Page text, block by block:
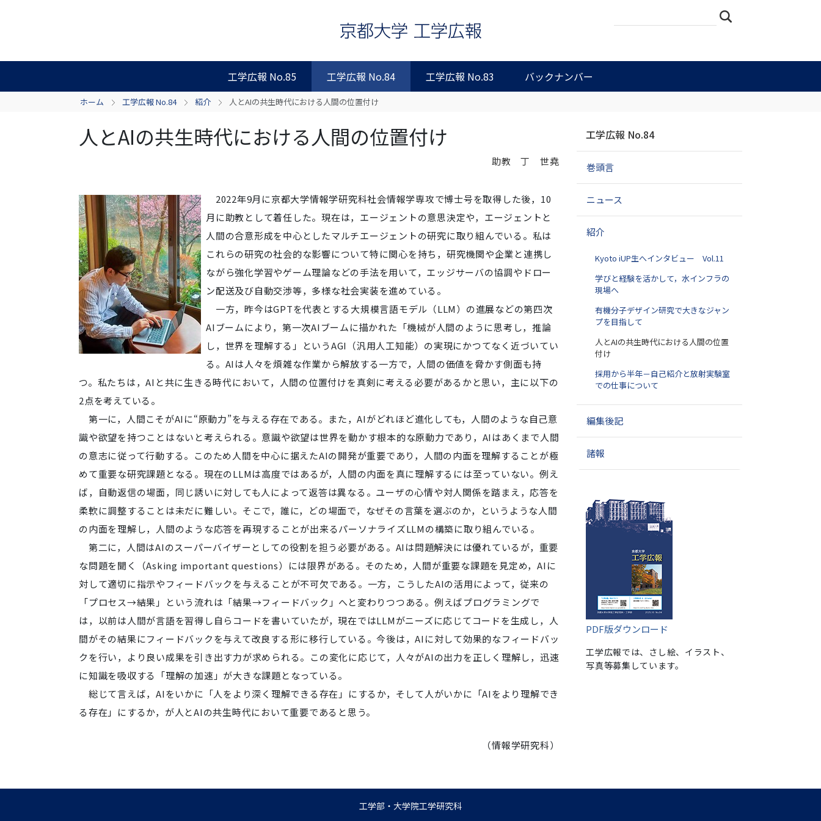
工学広報 No.85 工学広報 No.84 工学広報 No.83 バックナンバー
イ
検
細
ホーム 工学広報 No.84 紹介 人とAIの共生時代における人間の位置付け
人とAIの共生時代における人間の位置付け
助教 丁 世堯
2022年9月に京都大学情報学研究科社会情報学専攻で博士号を取得した後，10
月に助教として着任した。現在は，エージェントの意思決定や，エージェントと
人間の合意形成を中心としたマルチエージェントの研究に取り組んでいる。私は
これらの研究の社会的な影響について特に関心を持ち，研究機関や企業と連携し
ながら強化学習やゲーム理論などの手法を用いて，エッジサーバの協調やドロー
ン配送及び自動交渉等，多様な社会実装を進めている。
一方，昨今はGPTを代表とする大規模言語モデル（LLM）の進展などの第四次
AIブームにより，第一次AIブームに描かれた「機械が人間のように思考し，推論
し，世界を理解する」というAGI（汎用人工知能）の実現にかつてなく近づいてい
る。AIは人々を煩雑な作業から解放する一方で，人間の価値を脅かす側面も持
つ。私たちは，AIと共に生きる時代において，人間の位置付けを真剣に考える必要があるかと思い，主に以下の
2点を考えている。
第一に，人間こそがAIに“原動力”を与える存在である。また，AIがどれほど進化しても，人間のような自己意
識や欲望を持つことはないと考えられる。意識や欲望は世界を動かす根本的な原動力であり，AIはあくまで人間
の意志に従って行動する。このため人間を中心に据えたAIの開発が重要であり，人間の内面を理解することが極
めて重要な研究課題となる。現在のLLMは高度ではあるが，人間の内面を真に理解するには至っていない。例え
ば，自動返信の場面，同じ誘いに対しても人によって返答は異なる。ユーザの心情や対人関係を踏まえ，応答を
柔軟に調整することは未だに難しい。そこで，誰に，どの場面で，なぜその言葉を選ぶのか，というような人間
の内面を理解し，人間のような応答を再現することが出来るパーソナライズLLMの構築に取り組んでいる。
第二に，人間はAIのスーパーバイザーとしての役割を担う必要がある。AIは問題解決には優れているが，重要
な問題を聞く（Asking important questions）には限界がある。そのため，人間が重要な課題を見定め，AIに
対して適切に指示やフィードバックを与えることが不可欠である。一方，こうしたAIの活用によって，従来の
「プロセス→結果」という流れは「結果→フィードバック」へと変わりつつある。例えばプログラミングで
は，以前は人間が言語を習得し自らコードを書いていたが，現在ではLLMがニーズに応じてコードを生成し，人
間がその結果にフィードバックを与えて改良する形に移行している。今後は，AIに対して効果的なフィードバッ
クを行い，より良い成果を引き出す力が求められる。この変化に応じて，人々がAIの出力を正しく理解し，迅速
に知識を吸収する「理解の加速」が大きな課題となっている。
総じて言えば，AIをいかに「人をより深く理解できる存在」にするか，そして人がいかに「AIをより理解でき
る存在」にするか，が人とAIの共生時代において重要であると思う。
（情報学研究科）
ビ
ゲ
シ
ン
工学広報 No.84
巻頭言
ニュース
紹介
Kyoto iUP生へインタビュー Vol.11
学びと経験を活かして，水インフラの
現場へ
有機分子デザイン研究で大きなジャン
プを目指して
人とAIの共生時代における人間の位置
付け
採用から半年－自己紹介と放射実験室
での仕事について
編集後記
諸報
PDF版ダウンロード
工学広報では、さし絵、イラスト、
写真等募集しています。
工学部・大学院工学研究科